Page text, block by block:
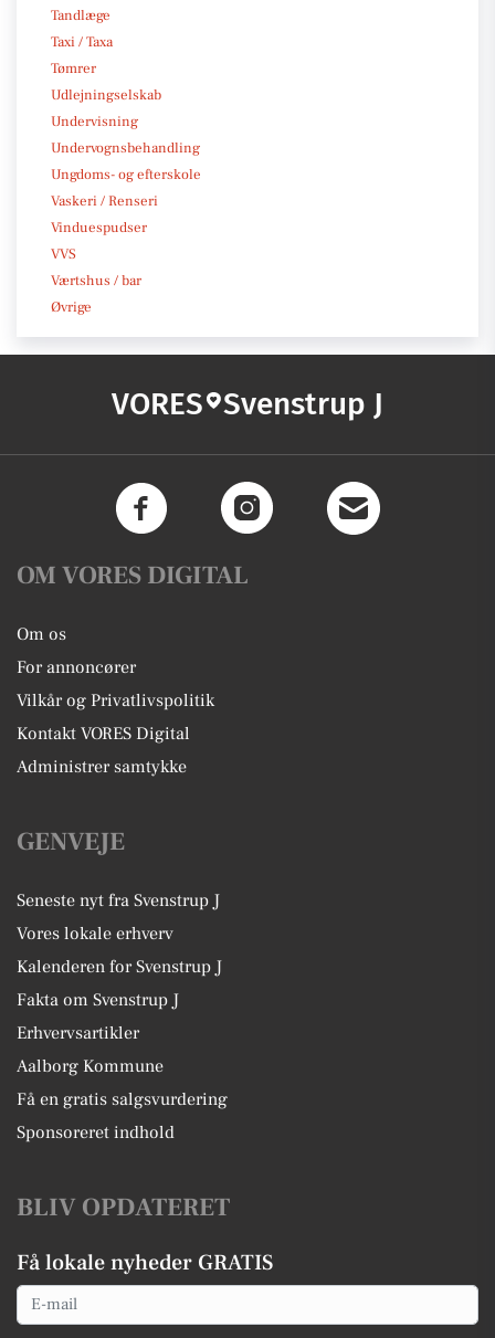
Tandlæge
Taxi / Taxa
Tømrer
Udlejningselskab
Undervisning
Undervognsbehandling
Ungdoms- og efterskole
Vaskeri / Renseri
Vinduespudser
VVS
Værtshus / bar
Øvrige
VORES Svenstrup J
OM VORES DIGITAL
Om os
For annoncører
Vilkår og Privatlivspolitik
Kontakt VORES Digital
Administrer samtykke
GENVEJE
Seneste nyt fra Svenstrup J
Vores lokale erhverv
Kalenderen for Svenstrup J
Fakta om Svenstrup J
Erhvervsartikler
Aalborg Kommune
Få en gratis salgsvurdering
Sponsoreret indhold
BLIV OPDATERET
Få lokale nyheder GRATIS
Email